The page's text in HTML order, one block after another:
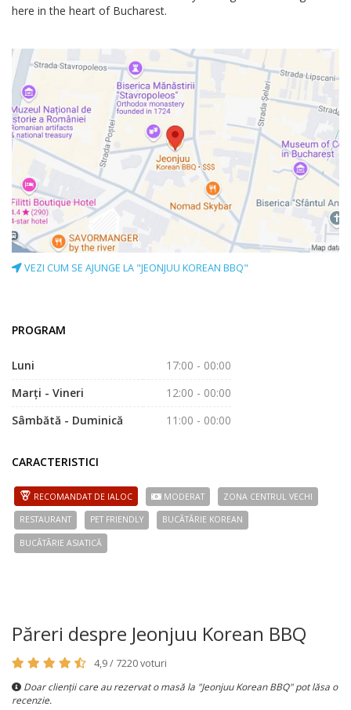
here in the heart of Bucharest.
VEZI CUM SE AJUNGE LA "JEONJUU KOREAN BBQ"
PROGRAM
Luni
17:00 - 00:00
Marți - Vineri
12:00 - 00:00
Sâmbătă - Duminică
11:00 - 00:00
CARACTERISTICI
RECOMANDAT DE IALOC MODERAT ZONA CENTRUL VECHI
RESTAURANT PET FRIENDLY BUCÃTÃRIE KOREAN
BUCÃTÃRIE ASIATICĂ
Păreri despre Jeonjuu Korean BBQ
4,9 / 7220 voturi
Doar clienții care au rezervat o masă la "Jeonjuu Korean BBQ" pot lăsa o
recenzie.